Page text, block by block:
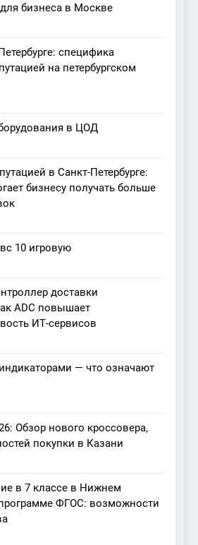
бизнеса в Москве
специфика
на петербургском
в ЦОД
в Санкт-Петербурге:
бизнесу получать больше
10 игровую
доставки
ADC повышает
ИТ-сервисов
— что означают
Обзор нового кроссовера,
покупки в Казани
в 7 классе в Нижнем
ФГОС: возможности